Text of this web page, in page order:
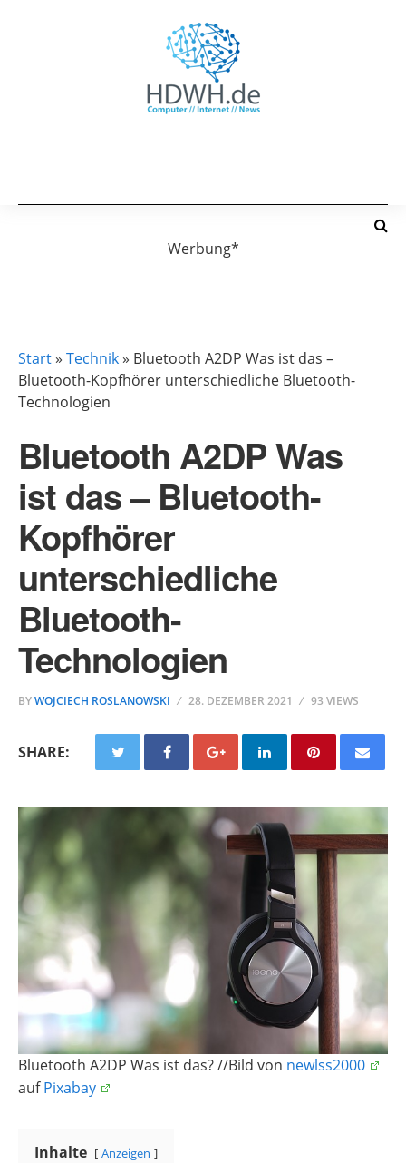
Werbung*
Start» Technik» Bluetooth A2DP Was ist das –
Bluetooth-Kopfhörer unterschiedliche Bluetooth-
Technologien
Bluetooth A2DP Was
ist das – Bluetooth-
Kopfhörer
unterschiedliche
Bluetooth-
Technologien
BYWOJCIECH ROSLANOWSKI 28. DEZEMBER 2021 93 VIEWS
SHARE:
Bluetooth A2DP Was ist das? //Bild von newlss2000
aufPixabay
Inhalte Anzeigen